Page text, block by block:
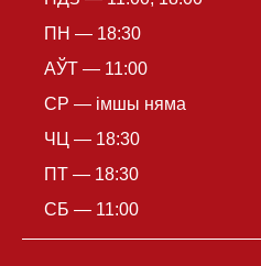
ПН — 18:30
АЎТ — 11:00
СР — імшы няма
ЧЦ — 18:30
ПТ — 18:30
СБ — 11:00